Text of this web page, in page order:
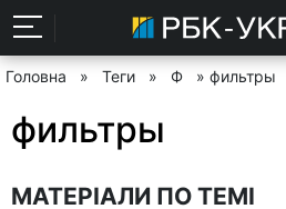
Головна » Теги » Ф » фильтры
фильтры
МАТЕРІАЛИ ПО ТЕМІ